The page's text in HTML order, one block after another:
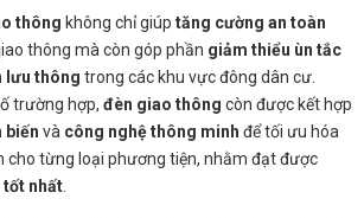
thông không chỉ giúp tăng cường an toàn
thông mà còn góp phần giảm thiểu ùn tắc
lưu thông trong các khu vực đông dân cư.
trường hợp, đèn giao thông còn được kết hợp
biến và công nghệ thông minh để tối ưu hóa
cho từng loại phương tiện, nhằm đạt được
tốt nhất